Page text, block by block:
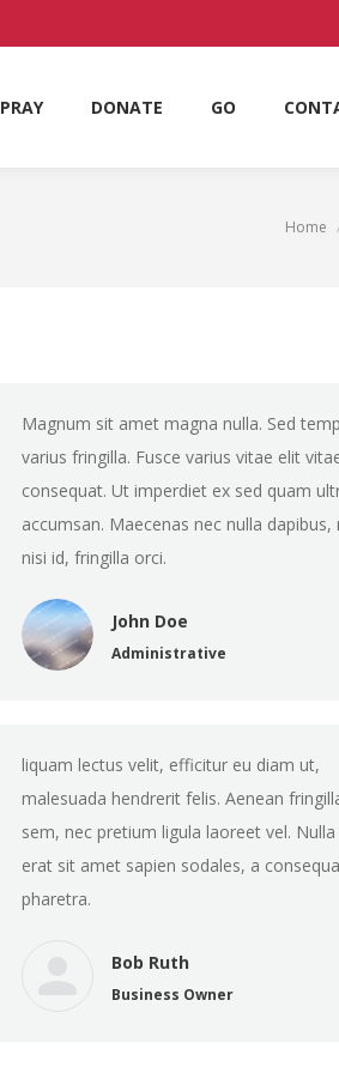
PRAY DONATE GO
You
Home
Magnum sit amet magna nulla. Sed
varius fringilla. Fusce varius vitae elit
consequat. Ut imperdiet ex sed quam
accumsan. Maecenas nec nulla dapibus,
nisi id, fringilla orci.
John Doe
Administrative
liquam lectus velit, efficitur eu diam ut,
malesuada hendrerit felis. Aenean
sem, nec pretium ligula laoreet vel.
erat sit amet sapien sodales, a
pharetra.
Bob Ruth
Business Owner